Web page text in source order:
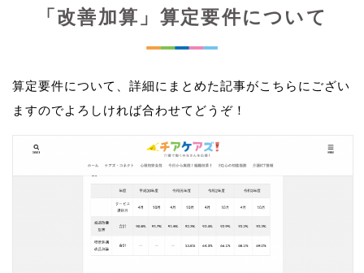
「改善加算」算定要件について
算定要件について、詳細にまとめた記事がこちらにござい
ますのでよろしければ合わせてどうぞ！